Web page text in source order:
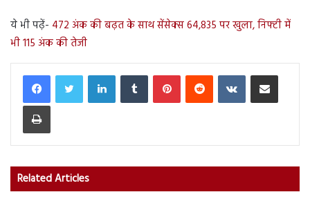
ये भी पढ़ें- 472 अंक की बढ़त के साथ सेंसेक्स 64,835 पर खुला, निफ्टी में
भी 115 अंक की तेजी
LinkedInTumblr PinterestReddit VKontakteShare via Email
Print
Related Articles